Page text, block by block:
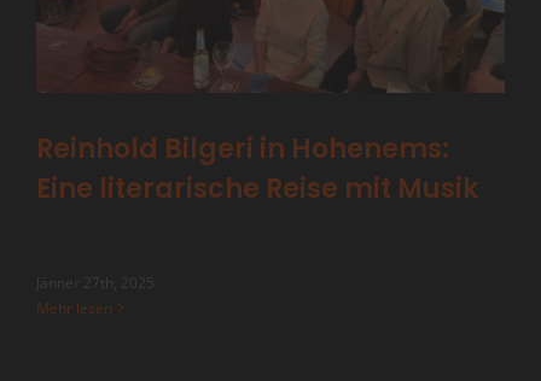
Reinhold Bilgeri in Hohenems:
Eine literarische Reise mit Musik
Jänner 27th, 2025
Mehr lesen